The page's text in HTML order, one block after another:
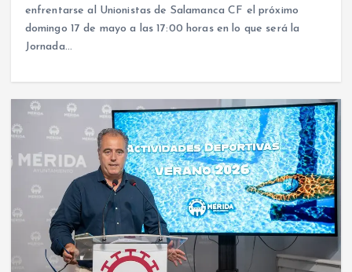
enfrentarse al Unionistas de Salamanca CF el próximo
domingo 17 de mayo a las 17:00 horas en lo que será la
Jornada…